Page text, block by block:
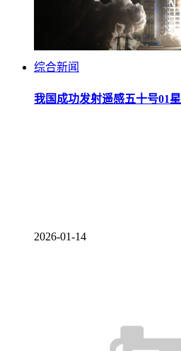
综合新闻
我国成功发射遥感五十号01星
2026-01-14